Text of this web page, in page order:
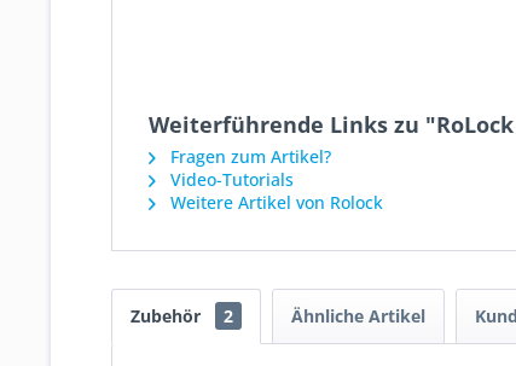
Weiterführende Links zu
Fragen zum Artikel?
Video-Tutorials
Weitere Artikel von Rolock
Zubehör 2 Ähnliche Artikel